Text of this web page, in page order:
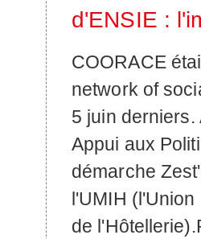
d'ENSIE :
COORACE
network of
5 juin
Appui aux
démarche
l'UMIH
de